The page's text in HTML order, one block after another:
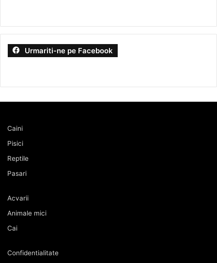
Urmariti-ne pe Facebook
Caini
Pisici
Reptile
Pasari
Acvarii
Animale mici
Cai
Confidentialitate